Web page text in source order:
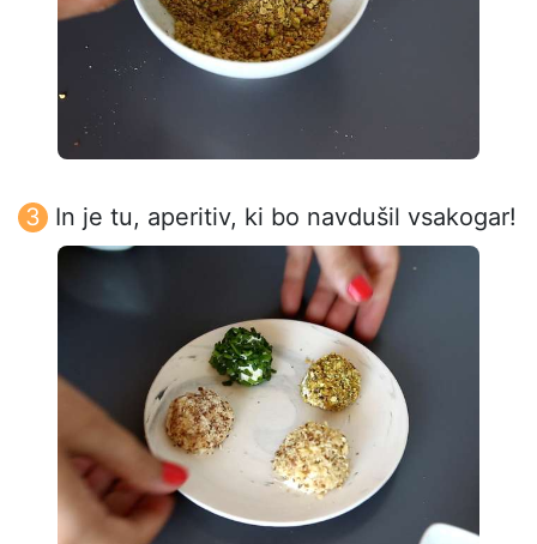
In je tu, aperitiv, ki bo navdušil vsakogar!